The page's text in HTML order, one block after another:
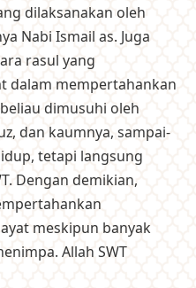
dilaksanakan oleh
Nabi Ismail as. Juga
rasul yang
dalam mempertahankan
dimusuhi oleh
dan kaumnya, sampai-
tetapi langsung
Dengan demikian,
meskipun banyak
Allah SWT